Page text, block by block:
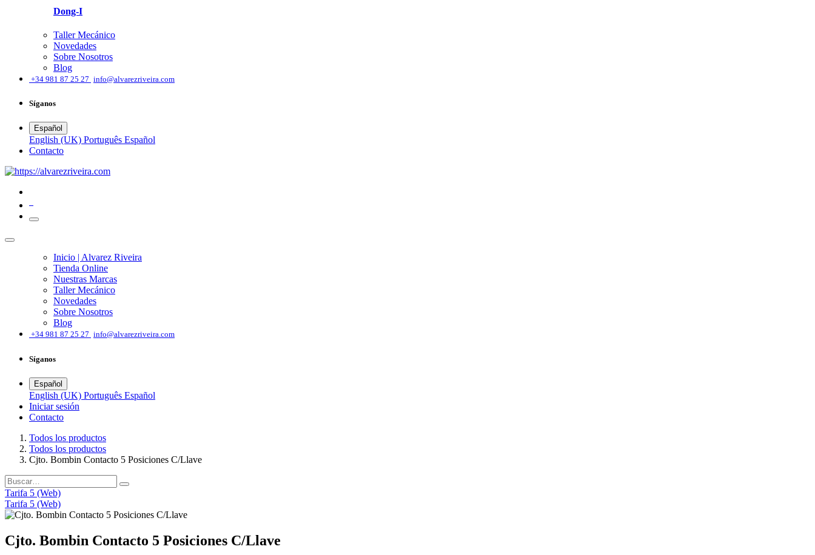
Dong-I
Taller Mecánico
Novedades
Sobre Nosotros
Blog
+34 981 87 25 27 info@alvarezriveira.com
Síganos
Español
English (UK) Português Español
​Contacto
Inicio | Alvarez Riveira
Tienda Online
Nuestras Marcas
Taller Mecánico
Novedades
Sobre Nosotros
Blog
+34 981 87 25 27 info@alvarezriveira.com
Síganos
Español
English (UK) Português Español
Iniciar sesión
​Contacto
Todos los productos
Todos los productos
Cjto. Bombin Contacto 5 Posiciones C/Llave
Tarifa 5 (Web)
Tarifa 5 (Web)
Cjto. Bombin Contacto 5 Posiciones C/Llave